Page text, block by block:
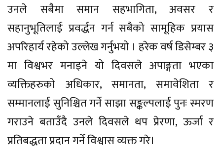
उनले सबैमा समान सहभागिता, अवसर र
सहानुभूतिलाई प्रवर्द्धन गर्न सबैको सामूहिक प्रयास
अपरिहार्य रहेको उल्लेख गर्नुभयो । हरेक वर्ष डिसेम्बर ३
मा विश्वभर मनाइने यो दिवसले अपाङ्गता भएका
व्यक्तिहरुको अधिकार, समानता, समावेशिता र
सम्मानलाई सुनिश्चित गर्ने साझा सङ्कल्पलाई पुनः स्मरण
गराउने बताउँदै उनले दिवसले थप प्रेरणा, ऊर्जा र
प्रतिबद्धता प्रदान गर्ने विश्वास व्यक्त गरे।